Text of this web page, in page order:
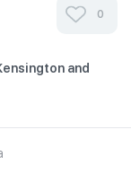
0
and